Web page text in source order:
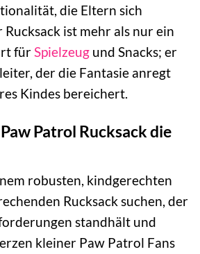
die Eltern sich
Rucksack ist mehr als nur ein
fürSpielzeug und Snacks; er
der die Fantasie anregt
Kindes bereichert.
Patrol Rucksack die
robusten, kindgerechten
Rucksack suchen, der
standhält und
kleiner Paw Patrol Fans